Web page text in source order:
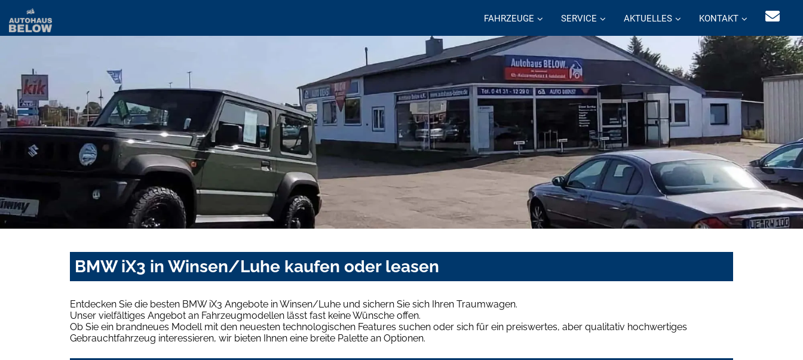
FAHRZEUGE SERVICE AKTUELLES KONTAKT
BMW iX3 in Winsen/Luhe kaufen oder leasen
Entdecken Sie die besten BMW iX3 Angebote in Winsen/Luhe und sichern Sie sich Ihren Traumwagen.
Unser vielfältiges Angebot an Fahrzeugmodellen lässt fast keine Wünsche offen.
Ob Sie ein brandneues Modell mit den neuesten technologischen Features suchen oder sich für ein preiswertes, aber qualitativ hochwertiges
Gebrauchtfahrzeug interessieren, wir bieten Ihnen eine breite Palette an Optionen.